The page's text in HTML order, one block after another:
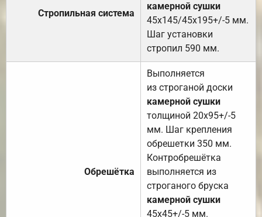
Стропильная система
камерной сушки
45х145/45х195+/-5 мм.
Шаг установки
стропил 590 мм.
Обрешётка
Выполняется
из строганой доски
камерной сушки
толщиной 20х95+/-5
мм. Шаг крепления
обрешетки 350 мм.
Контробрешётка
выполняется из
строганого бруска
камерной сушки
45х45+/-5 мм.